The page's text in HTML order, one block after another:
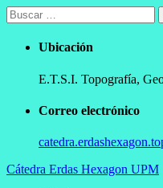
Ir
al
contenido
Buscar:
Ubicación
E.T.S.I. Topografía,
Correo electrónico
Cátedra Erdas Hexagon UPM